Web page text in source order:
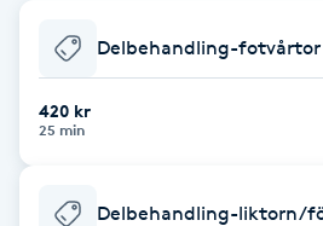
Babylights
Balayage
Delbehandling-fotvårtor
420 kr
25 min
Delbehandling-liktorn/